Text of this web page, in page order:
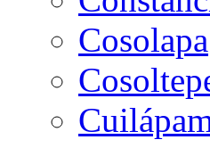
Cosolapa